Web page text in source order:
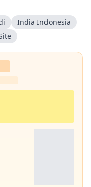
India Indonesia